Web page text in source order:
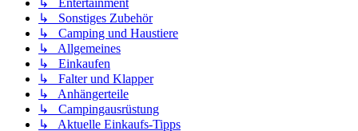
↳ Entertainment
↳ Sonstiges Zubehör
↳ Camping und Haustiere
↳ Allgemeines
↳ Einkaufen
↳ Falter und Klapper
↳ Anhängerteile
↳ Campingausrüstung
↳ Aktuelle Einkaufs-Tipps